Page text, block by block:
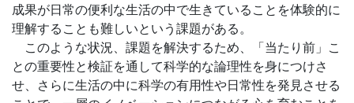
成果が日常の便利な生活の中で生きていることを体験的に
理解することも難しいという課題がある。
このような状況、課題を解決するため、「当たり前」こ
との重要性と検証を通して科学的な論理性を身につけさ
せ、さらに生活の中に科学の有用性や日常性を発見させる